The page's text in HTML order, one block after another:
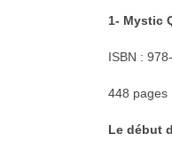
1- Mystic
ISBN :
448 pages
Le début